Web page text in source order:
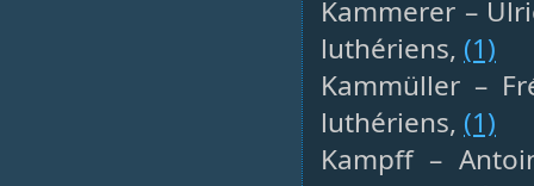
Kammerer –
luthériens, (1)
Kammüller –
luthériens, (1)
Kampff –